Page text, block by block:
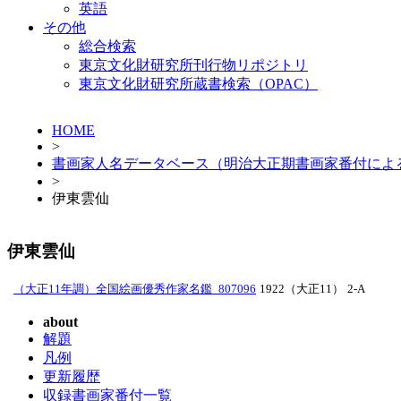
英語
その他
総合検索
東京文化財研究所刊行物リポジトリ
東京文化財研究所蔵書検索（OPAC）
HOME
>
書画家人名データベース（明治大正期書画家番付によ
>
伊東雲仙
伊東雲仙
（大正11年調）全国絵画優秀作家名鑑_807096 1922（大正11） 2-A
about
解題
凡例
更新履歴
収録書画家番付一覧